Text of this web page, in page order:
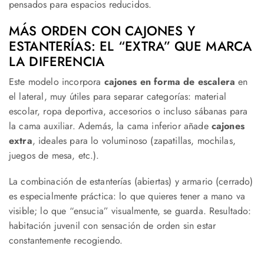
pensados para espacios reducidos.
MÁS ORDEN CON CAJONES Y
ESTANTERÍAS: EL “EXTRA” QUE MARCA
LA DIFERENCIA
Este modelo incorpora cajones en forma de escalera en
el lateral, muy útiles para separar categorías: material
escolar, ropa deportiva, accesorios o incluso sábanas para
la cama auxiliar. Además, la cama inferior añade cajones
extra, ideales para lo voluminoso (zapatillas, mochilas,
juegos de mesa, etc.).
La combinación de estanterías (abiertas) y armario (cerrado)
es especialmente práctica: lo que quieres tener a mano va
visible; lo que “ensucia” visualmente, se guarda. Resultado:
habitación juvenil con sensación de orden sin estar
constantemente recogiendo.